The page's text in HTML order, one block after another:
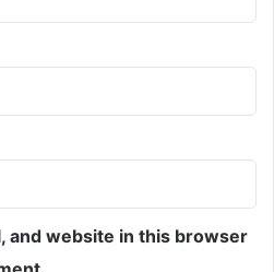
and website in this browser